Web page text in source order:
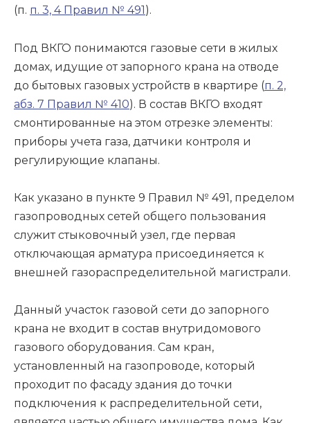
(п. п. 3, 4 Правил № 491 ).
Под ВКГО понимаются газовые сети в жилых
домах, идущие от запорного крана на отводе
до бытовых газовых устройств в квартире (п. 2,
абз. 7 Правил № 410). В состав ВКГО входят
смонтированные на этом отрезке элементы:
приборы учета газа, датчики контроля и
регулирующие клапаны.
Как указано в пункте 9 Правил № 491, пределом
газопроводных сетей общего пользования
служит стыковочный узел, где первая
отключающая арматура присоединяется к
внешней газораспределительной магистрали.
Данный участок газовой сети до запорного
крана не входит в состав внутридомового
газового оборудования. Сам кран,
установленный на газопроводе, который
проходит по фасаду здания до точки
подключения к распределительной сети,